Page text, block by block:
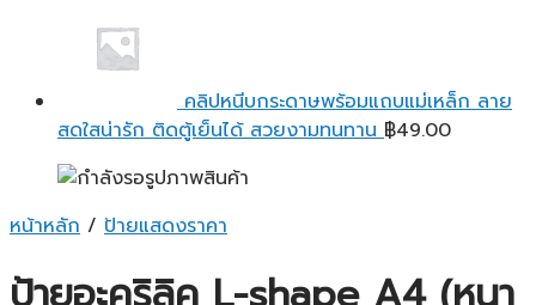
คลิปหนีบกระดาษพร้อมแถบแม่เหล็ก ลาย
สดใสน่ารัก ติดตู้เย็นได้ สวยงามทนทาน ฿49.00
หน้าหลัก / ป้ายแสดงราคา